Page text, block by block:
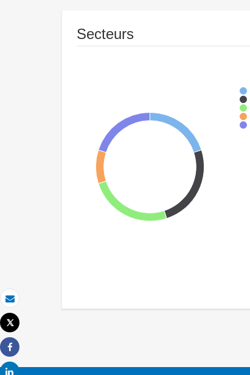
Email
Imprimer
Tweet
Share
Secteurs